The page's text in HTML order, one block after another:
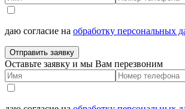
даю согласие на обработку персональных
Отправить заявку
Оставьте заявку и мы Вам перезвоним